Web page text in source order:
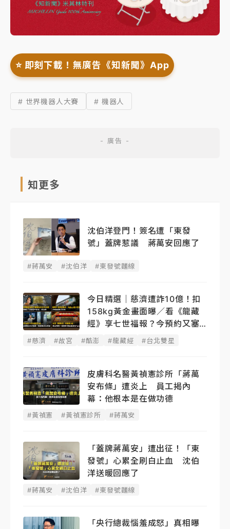
⭐️ 即刻下載！無廣告《知新聞》App
# 世界機器人大賽 # 機器人
知更多
沈伯洋登門！簽名遭「東發
號」蓋牌惹議 蔣萬安回應了
#蔣萬安 #沈伯洋 #東發號麵線
今日精選｜慈濟遭詐10億！扣
158kg黃金畫面曝／看《龍藏
經》享七世福報？今預約又塞
了
#慈濟 #故宮 #酷澎 #龍藏經 #台北雙星
皮膚科名醫黃禎憲診所「蔣萬
安布條」遭炎上 員工揭內
幕：他根本是在做功德
#黃禎憲 #黃禎憲診所 #蔣萬安
「蓋牌蔣萬安」遭出征！「東
發號」心累全刷白止血 沈伯
洋送暖回應了
#蔣萬安 #沈伯洋 #東發號麵線
「央行總裁惱羞成怒」真相曝